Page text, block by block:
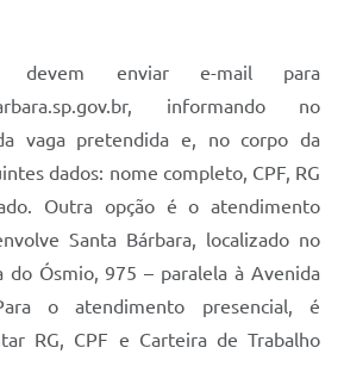
Pública
devem enviar e-mail para
, informando no
vaga pretendida e, no corpo da
dados: nome completo, CPF, RG
Outra opção é o atendimento
Santa Bárbara, localizado no
do Ósmio, 975 – paralela à Avenida
o atendimento presencial, é
RG, CPF e Carteira de Trabalho